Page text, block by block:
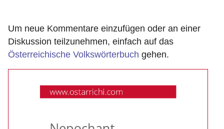
Um neue Kommentare einzufügen oder an einer
Diskussion teilzunehmen, einfach auf das
Österreichische Volkswörterbuch gehen.